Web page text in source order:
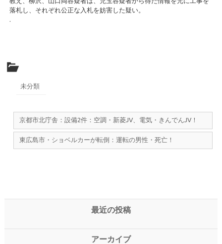
落札し、それぞれ公正な入札を妨害した疑い。
.
未分類
京都市北庁舎：設備2件：空調・新菱JV、電気・きんでんJV！
東広島市・ショベルカーが転倒：運転の男性・死亡！
最近の投稿
アーカイブ